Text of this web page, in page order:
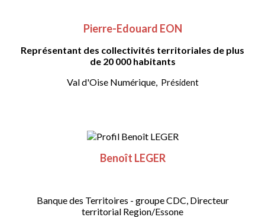
Pierre-Edouard EON
Représentant des collectivités territoriales de plus
de 20 000 habitants
Val d'Oise Numérique, Président
Benoît LEGER
Banque des Territoires - groupe CDC, Directeur
territorial Region/Essone